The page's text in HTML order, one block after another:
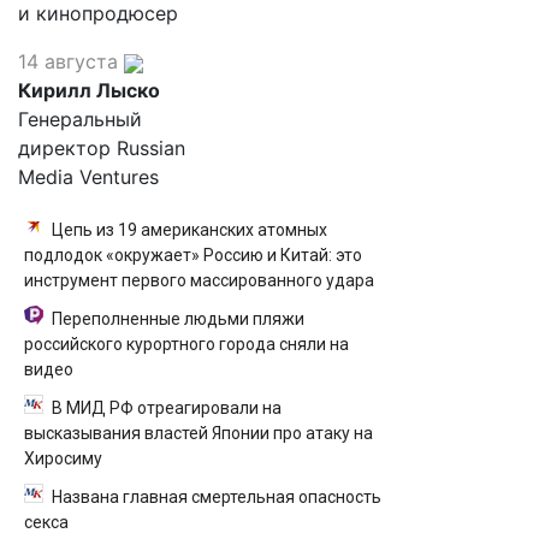
и кинопродюсер
14 августа
Кирилл Лыско
Генеральный
директор Russian
Media Ventures
Цепь из 19 американских атомных
подлодок «окружает» Россию и Китай: это
инструмент первого массированного удара
Переполненные людьми пляжи
российского курортного города сняли на
видео
В МИД РФ отреагировали на
высказывания властей Японии про атаку на
Хиросиму
Названа главная смертельная опасность
секса